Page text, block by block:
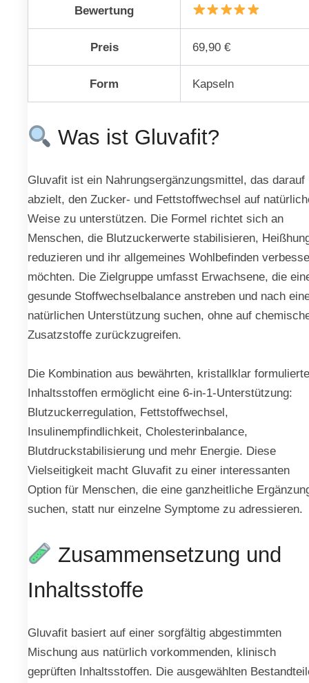
Bewertung
Preis 69,90 €
Form Kapseln
Was ist Gluvafit?
Gluvafit ist ein Nahrungsergänzungsmittel, das darauf
abzielt, den Zucker- und Fettstoffwechsel auf
Weise zu unterstützen. Die Formel richtet sich an
Menschen, die Blutzuckerwerte stabilisieren,
reduzieren und ihr allgemeines Wohlbefinden
möchten. Die Zielgruppe umfasst Erwachsene, die
gesunde Stoffwechselbalance anstreben und nach
natürlichen Unterstützung suchen, ohne auf
Zusatzstoffe zurückzugreifen.
Die Kombination aus bewährten, kristallklar
Inhaltsstoffen ermöglicht eine 6-in-1-Unterstützung:
Blutzuckerregulation, Fettstoffwechsel,
Insulinempfindlichkeit, Cholesterinbalance,
Blutdruckstabilisierung und mehr Energie. Diese
Vielseitigkeit macht Gluvafit zu einer interessanten
Option für Menschen, die eine ganzheitliche
suchen, statt nur einzelne Symptome zu adressieren.
Zusammensetzung und
Inhaltsstoffe
Gluvafit basiert auf einer sorgfältig abgestimmten
Mischung aus natürlich vorkommenden, klinisch
geprüften Inhaltsstoffen. Die ausgewählten